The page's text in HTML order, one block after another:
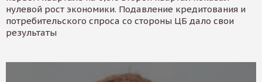
нулевой рост экономики. Подавление кредитования и
потребительского спроса со стороны ЦБ дало свои
результаты